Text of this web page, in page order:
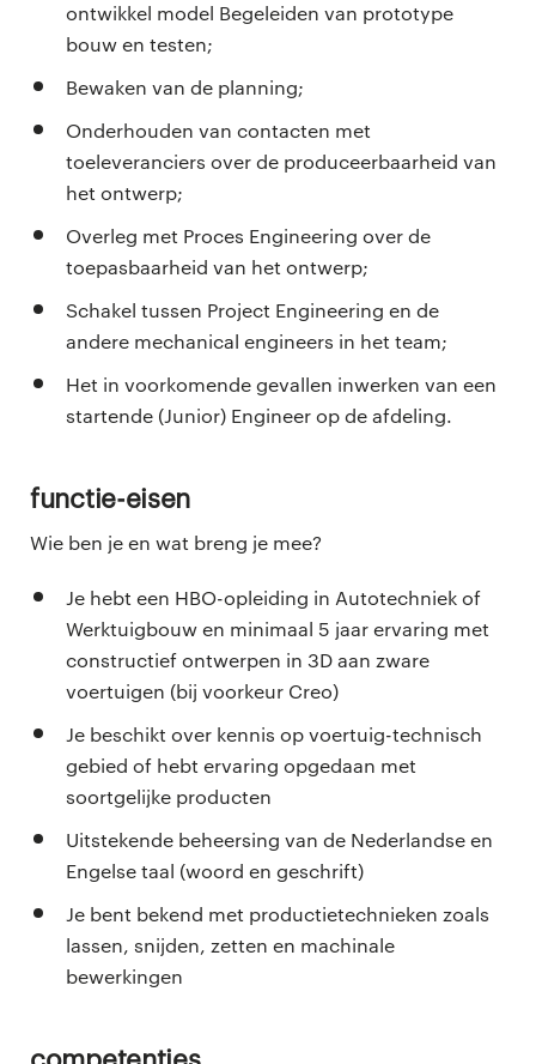
ontwikkel model Begeleiden van prototype
bouw en testen;
Bewaken van de planning;
Onderhouden van contacten met
toeleveranciers over de produceerbaarheid van
het ontwerp;
Overleg met Proces Engineering over de
toepasbaarheid van het ontwerp;
Schakel tussen Project Engineering en de
andere mechanical engineers in het team;
Het in voorkomende gevallen inwerken van een
startende (Junior) Engineer op de afdeling.
Functie-eisen
Wie ben je en wat breng je mee?
Je hebt een HBO-opleiding in Autotechniek of
Werktuigbouw en minimaal 5 jaar ervaring met
constructief ontwerpen in 3D aan zware
voertuigen (bij voorkeur Creo)
Je beschikt over kennis op voertuig-technisch
gebied of hebt ervaring opgedaan met
soortgelijke producten
Uitstekende beheersing van de Nederlandse en
Engelse taal (woord en geschrift)
Je bent bekend met productietechnieken zoals
lassen, snijden, zetten en machinale
bewerkingen